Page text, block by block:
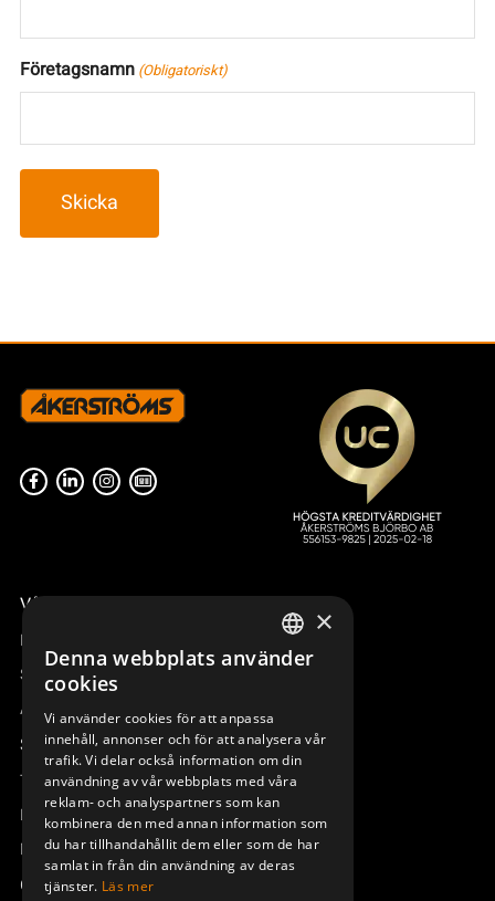
Företagsnamn (Obligatoriskt)
Våra radiostyrningar – översikt
Remotus
Sesam
Access_Ctrl
Support
Teknisk support
Boka service
Manualer och videoinstruktioner
Om Åkerströms
SWEDISH
DEUTSCH
×
Denna webbplats använder
cookies
Vi använder cookies för att anpassa
innehåll, annonser och för att analysera vår
trafik. Vi delar också information om din
användning av vår webbplats med våra
reklam- och analyspartners som kan
kombinera den med annan information som
du har tillhandahållit dem eller som de har
samlat in från din användning av deras
tjänster. Läs mer